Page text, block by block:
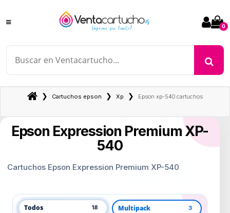
0
❯ Cartuchos epson ❯ Xp ❯ Epson xp-540 cartuchos
Epson Expression Premium XP-
540
Cartuchos Epson Expression Premium XP-540
Todos 18 Multipack 3